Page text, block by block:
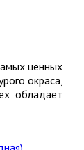
ценных
окраса,
обладает